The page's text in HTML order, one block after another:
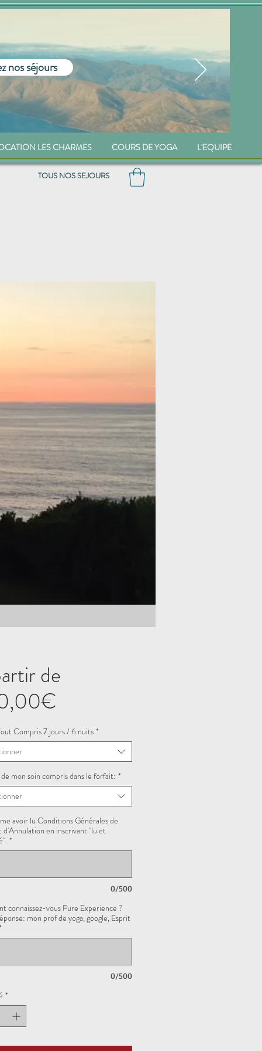
nos séjours
LES CHARMES COURS DE YOGA L'EQUIPE
TOUS NOS SEJOURS
de
Prix
promotionnel
Compris 7 jours / 6 nuits *
mon soin compris dans le forfait: *
avoir lu Conditions Générales de
en inscrivant "lu et
*
0/500
connaissez-vous Pure Experience ?
mon prof de yoga, google, Esprit
0/500
*